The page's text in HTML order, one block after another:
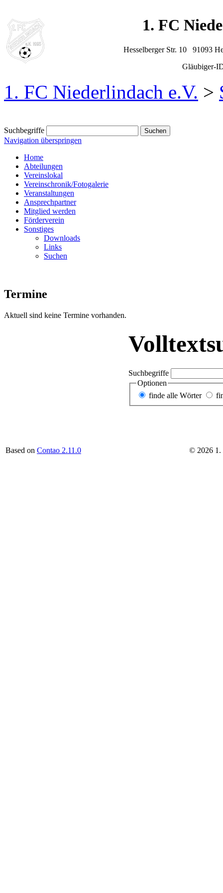
1. FC
Hesselberger Str. 10 91093
Gläubiger-
1. FC Niederlindach e.V. >
Suchbegriffe
Navigation überspringen
Home
Abteilungen
Vereinslokal
Vereinschronik/Fotogalerie
Veranstaltungen
Ansprechpartner
Mitglied werden
Förderverein
Sonstiges
Downloads
Links
Suchen
Termine
Aktuell sind keine Termine vorhanden.
Suchbegriffe
Optionen
finde alle Wörter
Based on Contao 2.11.0 © 2026